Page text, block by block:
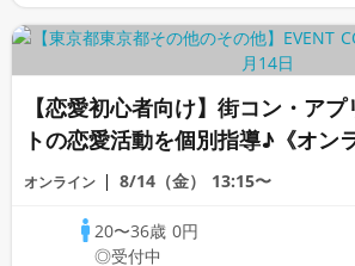
【恋愛初心者向け】街コン・ア
トの恋愛活動を個別指導♪《オン
ウンセリング》
オンライン 8/14（金） 13:15〜
20〜36歳0円
◎受付中